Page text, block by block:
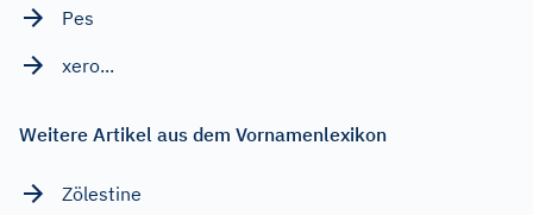
Pes
xero...
Weitere Artikel aus dem Vornamenlexikon
Zölestine